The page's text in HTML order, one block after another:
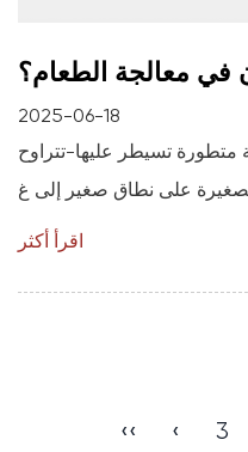
في معالجة الطعام؟
2025-06-18
متطورة تسيطر عليها-تتراوح
اقرأ أكثر
‹‹ ‹ 3